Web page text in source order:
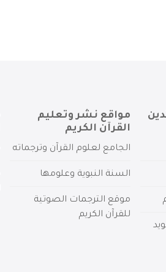
مواقع نشر وتعليم
القرآن الكريم
الجامع لعلوم القرآن وترجماته
السنة النبوية وعلومها
موقع الترجمات الصوتية
للقرآن الكريم